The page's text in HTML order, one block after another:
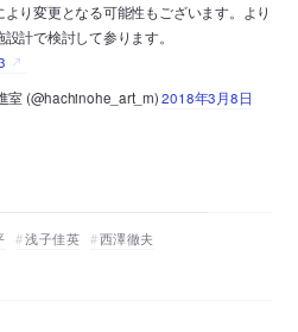
り変更となる可能性もございます。より
計で検討して参ります。
室 (@hachinohe_art_m)2018年3月8日
浅子佳英 西澤徹夫